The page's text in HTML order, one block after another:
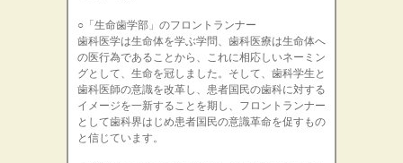
○「生命歯学部」のフロントランナー
歯科医学は生命体を学ぶ学問、歯科医療は生命体へ
の医行為であることから、これに相応しいネーミン
グとして、生命を冠しました。そして、歯科学生と
歯科医師の意識を改革し、患者国民の歯科に対する
イメージを一新することを期し、フロントランナー
として歯科界はじめ患者国民の意識革命を促すもの
と信じています。